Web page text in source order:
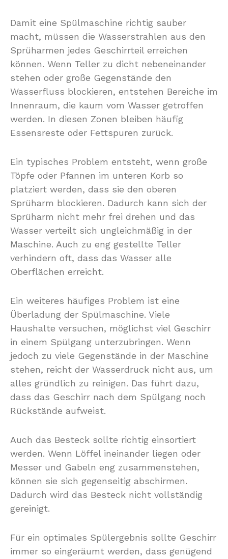
Damit eine Spülmaschine richtig sauber
macht, müssen die Wasserstrahlen aus den
Sprüharmen jedes Geschirrteil erreichen
können. Wenn Teller zu dicht nebeneinander
stehen oder große Gegenstände den
Wasserfluss blockieren, entstehen Bereiche im
Innenraum, die kaum vom Wasser getroffen
werden. In diesen Zonen bleiben häufig
Essensreste oder Fettspuren zurück.
Ein typisches Problem entsteht, wenn große
Töpfe oder Pfannen im unteren Korb so
platziert werden, dass sie den oberen
Sprüharm blockieren. Dadurch kann sich der
Sprüharm nicht mehr frei drehen und das
Wasser verteilt sich ungleichmäßig in der
Maschine. Auch zu eng gestellte Teller
verhindern oft, dass das Wasser alle
Oberflächen erreicht.
Ein weiteres häufiges Problem ist eine
Überladung der Spülmaschine. Viele
Haushalte versuchen, möglichst viel Geschirr
in einem Spülgang unterzubringen. Wenn
jedoch zu viele Gegenstände in der Maschine
stehen, reicht der Wasserdruck nicht aus, um
alles gründlich zu reinigen. Das führt dazu,
dass das Geschirr nach dem Spülgang noch
Rückstände aufweist.
Auch das Besteck sollte richtig einsortiert
werden. Wenn Löffel ineinander liegen oder
Messer und Gabeln eng zusammenstehen,
können sie sich gegenseitig abschirmen.
Dadurch wird das Besteck nicht vollständig
gereinigt.
Für ein optimales Spülergebnis sollte Geschirr
immer so eingeräumt werden, dass genügend